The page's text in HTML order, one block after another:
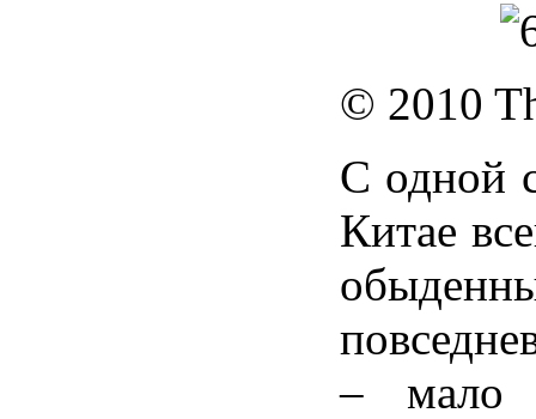
© 2010
С одной
Китае
– мало